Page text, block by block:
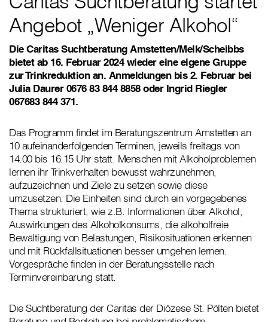
Angebot „Weniger Alkohol“
Die Caritas Suchtberatung Amstetten/Melk/Scheibbs
bietet ab 16. Februar 2024 wieder eine eigene Gruppe
zur Trinkreduktion an. Anmeldungen bis 2. Februar bei
Julia Daurer 0676 83 844 8858 oder Ingrid Riegler
067683 844 371.
Das Programm findet im Beratungszentrum Amstetten an
10 aufeinanderfolgenden Terminen, jeweils freitags von
14:00 bis 16:15 Uhr statt. Menschen mit Alkoholproblemen
lernen ihr Trinkverhalten bewusst wahrzunehmen,
aufzuzeichnen und Ziele zu setzen sowie diese
umzusetzen. Die Einheiten sind durch ein vorgegebenes
Thema strukturiert, wie z.B. Informationen über Alkohol,
Auswirkungen des Alkoholkonsums, die alkoholfreie
Bewältigung von Belastungen, Risikosituationen erkennen
und mit Rückfallsituationen besser umgehen lernen.
Vorgespräche finden in der Beratungsstelle nach
Terminvereinbarung statt.
Die Suchtberatung der Caritas der Diözese St. Pölten bietet